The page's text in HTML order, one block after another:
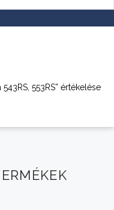
553RS” értékelése